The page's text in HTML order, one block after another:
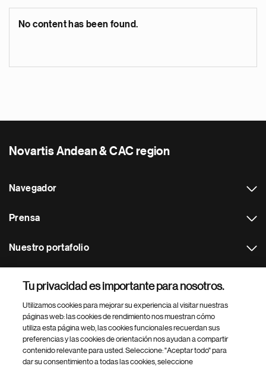
No content has been found.
Novartis Andean & CAC region
Navegador
Prensa
Nuestro portafolio
Footer Site Search
Tu privacidad es importante para nosotros.
Utilizamos cookies para mejorar su experiencia al visitar nuestras
páginas web: las cookies de rendimiento nos muestran cómo
utiliza esta página web, las cookies funcionales recuerdan sus
preferencias y las cookies de orientación nos ayudan a compartir
contenido relevante para usted. Seleccione: "Aceptar todo" para
dar su consentimiento a todas las cookies, seleccione